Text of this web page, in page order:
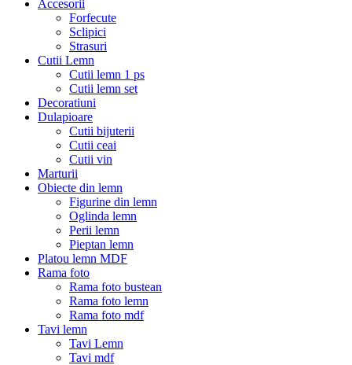
Accesorii
Forfecute
Sclipici
Strasuri
Cutii Lemn
Cutii lemn 1 ps
Cutii lemn set
Decoratiuni
Dulapioare
Cutii bijuterii
Cutii ceai
Cutii vin
Marturii
Obiecte din lemn
Figurine din lemn
Oglinda lemn
Perii lemn
Pieptan lemn
Platou lemn MDF
Rama foto
Rama foto bustean
Rama foto lemn
Rama foto mdf
Tavi lemn
Tavi Lemn
Tavi mdf